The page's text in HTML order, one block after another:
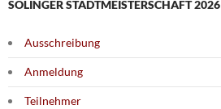
SOLINGER STADTMEISTERSCHAFT 2026
Ausschreibung
Anmeldung
Teilnehmer